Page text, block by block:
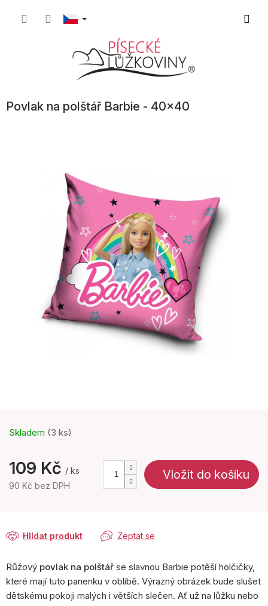
Povlak na polštář Barbie - 40x40
Skladem (3 ks)
109 Kč / ks
90 Kč bez DPH
Vložit do košíku
Zeptat se
Hlídat produkt
Růžový povlak na polštář se slavnou Barbie potěší holčičky,
které mají tuto panenku v oblibě. Výrazný obrázek bude slušet
dětskému pokoji malých i větších slečen. Ať už na lůžku nebo